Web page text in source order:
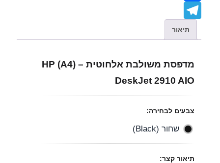
hF
תיאור
מדפסת משולבת אלחוטית – (A4) HP
DeskJet 2910 AIO
צבעים לבחירה:
שחור (Black)
תיאור קצר: